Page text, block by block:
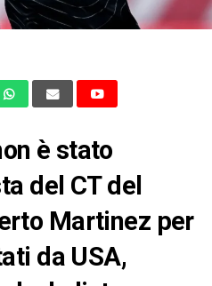
è stato
del CT del
Martinez per
da USA,